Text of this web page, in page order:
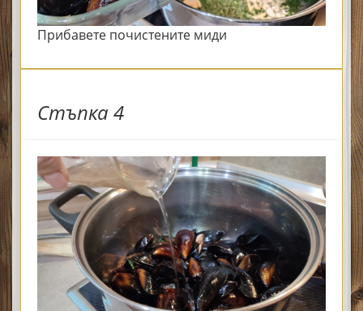
Прибавете почистените миди
Стъпка 4